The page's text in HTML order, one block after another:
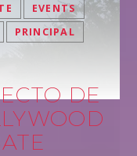
EVENTS
PRINCIPAL
DE